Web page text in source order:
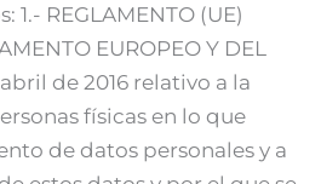
REGLAMENTO (UE)
EUROPEO Y DEL
de 2016 relativo a la
físicas en lo que
de datos personales y a